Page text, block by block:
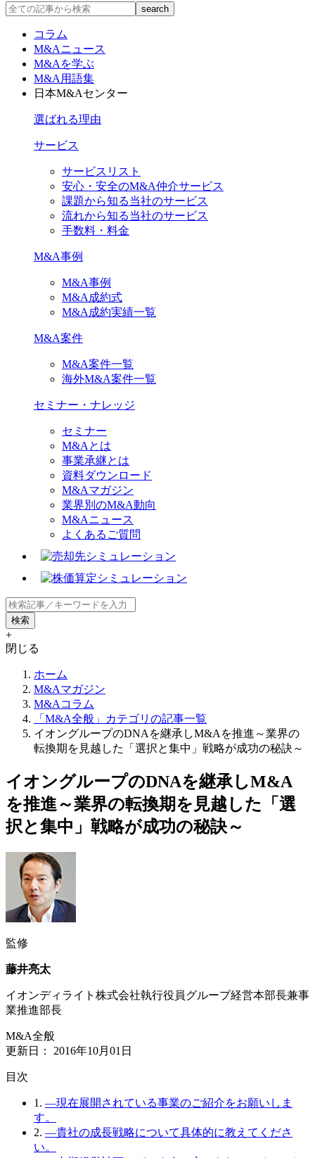
コラム
M&Aニュース
M&Aを学ぶ
M&A用語集
日本M&Aセンター
選ばれる理由
サービス
サービスリスト
安心・安全のM&A仲介サービス
課題から知る当社のサービス
流れから知る当社のサービス
手数料・料金
M&A事例
M&A事例
M&A成約式
M&A成約実績一覧
M&A案件
M&A案件一覧
海外M&A案件一覧
セミナー・ナレッジ
セミナー
M&Aとは
事業承継とは
資料ダウンロード
M&Aマガジン
業界別のM&A動向
M&Aニュース
よくあるご質問
+
閉じる
ホーム
M&Aマガジン
M&Aコラム
「M&A全般」カテゴリの記事一覧
イオングループのDNAを継承しM&Aを推進～業界の
転換期を見越した「選択と集中」戦略が成功の秘訣～
イオングループのDNAを継承しM&A
を推進～業界の転換期を見越した「選
択と集中」戦略が成功の秘訣～
監修
藤井亮太
イオンディライト株式会社執行役員グループ経営本部長兼事
業推進部長
M&A全般
更新日： 2016年10月01日
⽬次
1. ―現在展開されている事業のご紹介をお願いしま
す。
2. ―貴社の成長戦略について具体的に教えてくださ
い。